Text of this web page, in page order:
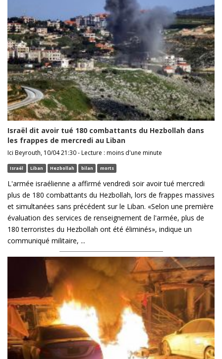
Israël dit avoir tué 180 combattants du Hezbollah dans
les frappes de mercredi au Liban
Ici Beyrouth, 10/04 21:30 - Lecture : moins d'une minute
Israël Liban Hezbollah bilan morts
L'armée israélienne a affirmé vendredi soir avoir tué mercredi
plus de 180 combattants du Hezbollah, lors de frappes massives
et simultanées sans précédent sur le Liban. «Selon une première
évaluation des services de renseignement de l'armée, plus de
180 terroristes du Hezbollah ont été éliminés», indique un
communiqué militaire, ...